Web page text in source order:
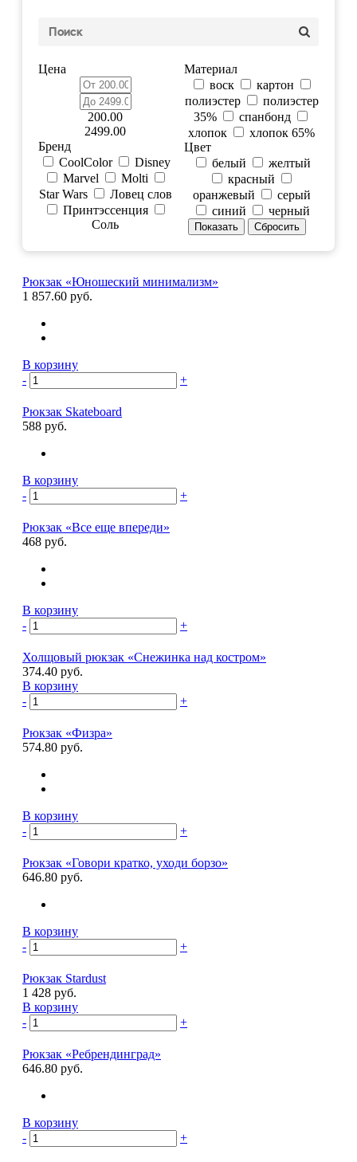
Цена
200.00
2499.00
Материал
воск
картон
полиэстер
полиэстер
35%
спанбонд
хлопок
хлопок 65%
Бренд
CoolColor
Disney
Marvel
Molti
Star Wars
Ловец слов
Принтэссенция
Соль
Цвет
белый
желтый
красный
оранжевый
серый
синий
черный
Рюкзак «Юношеский минимализм»
1 857.60 руб.
В корзину
-
+
Рюкзак Skateboard
588 руб.
В корзину
-
+
Рюкзак «Все еще впереди»
468 руб.
В корзину
-
+
Холщовый рюкзак «Снежинка над костром»
374.40 руб.
В корзину
-
+
Рюкзак «Физра»
574.80 руб.
В корзину
-
+
Рюкзак «Говори кратко, уходи борзо»
646.80 руб.
В корзину
-
+
Рюкзак Stardust
1 428 руб.
В корзину
-
+
Рюкзак «Ребрендинград»
646.80 руб.
В корзину
-
+